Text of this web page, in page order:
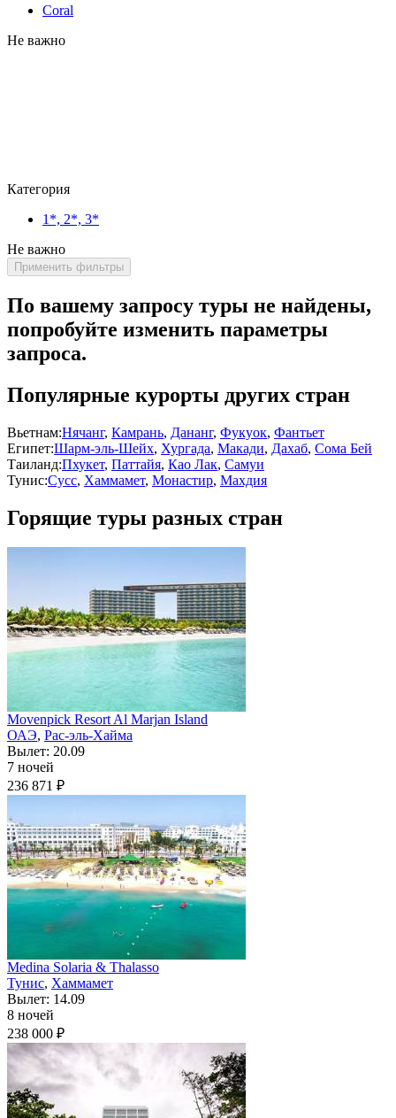
Coral
Не важно
Категория
1*, 2*, 3*
Не важно
Применить фильтры
По вашему запросу туры не найдены,
попробуйте изменить параметры
запроса.
Популярные курорты других стран
Вьетнам:Нячанг, Камрань, Дананг, Фукуок, Фантьет
Египет:Шарм-эль-Шейх, Хургада, Макади, Дахаб, Сома Бей
Таиланд:Пхукет, Паттайя, Као Лак, Самуи
Тунис:Сусс, Хаммамет, Монастир, Махдия
Горящие туры разных стран
Movenpick Resort Al Marjan Island
ОАЭ, Рас-эль-Хайма
Вылет: 20.09
7 ночей
236 871 ₽
Medina Solaria & Thalasso
Тунис, Хаммамет
Вылет: 14.09
8 ночей
238 000 ₽